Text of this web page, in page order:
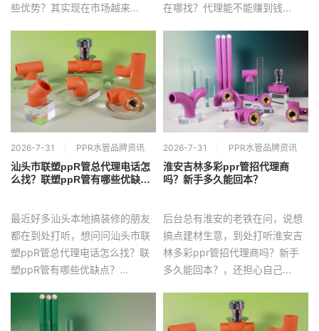
些优势？其实现在市场越来...
在哪找？代理能不能赚到钱...
2026-7-31 PPR水管品牌资讯
汕头市联塑ppR管总代理电话怎
么找？联塑ppR管有哪些优缺
最近好多汕头本地搞装修的朋友
都在到处打听，想问问汕头市联
塑ppR管总代理电话怎么找？联
塑ppR管有哪些优缺点？...
2026-7-31 PPR水管品牌资讯
淮安吉林多彩ppr管招代理商
吗？新手多久能回本？
后台总有淮安的老铁在问，说想
搞点建材生意，到处打听淮安吉
林多彩ppr管招代理商吗？新手
多久能回本？，还担心自己...